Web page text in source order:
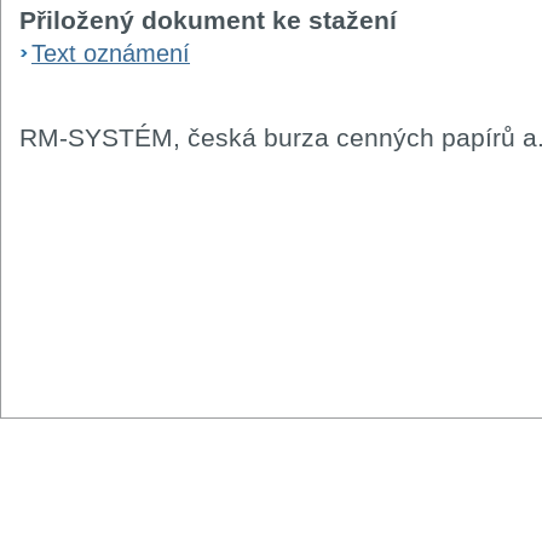
Přiložený dokument ke stažení
Text oznámení
RM-SYSTÉM, česká burza cenných papírů